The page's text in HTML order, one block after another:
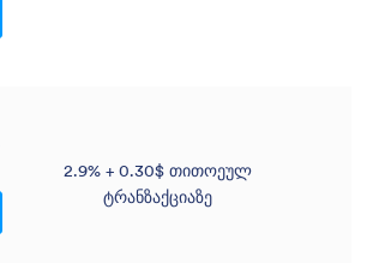
2.9% + 0.30$ თითოეულ
ტრანზაქციაზე